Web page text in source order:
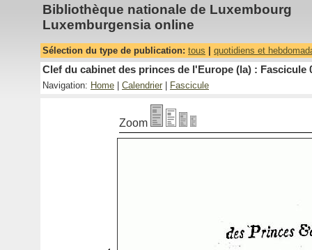
Bibliothèque nationale de Luxembourg
Luxemburgensia online
Sélection du type de publication: tous quotidiens et
Clef du cabinet des princes de l'Europe (la) : Fascicule
Navigation: Home Calendrier Fascicule
Zoom